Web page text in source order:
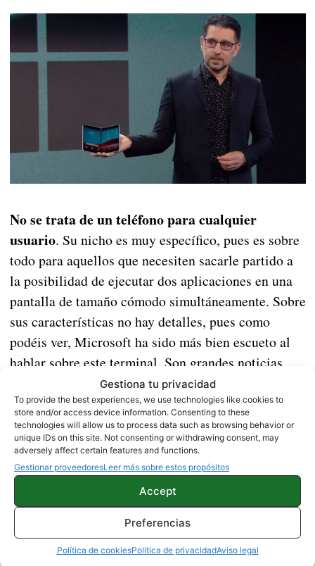
Gestiona tu privacidad
To provide the best experiences, we use technologies like cookies to
store and/or access device information. Consenting to these
technologies will allow us to process data such as browsing behavior or
unique IDs on this site. Not consenting or withdrawing consent, may
adversely affect certain features and functions.
Gestionar proveedoresLeer más sobre estos propósitos
Accept
Preferencias
Política de cookiesPolítica de privacidadAviso legal
No se trata de un teléfono para cualquier
usuario. Su nicho es muy específico, pues es sobre
todo para aquellos que necesiten sacarle partido a
la posibilidad de ejecutar dos aplicaciones en una
pantalla de tamaño cómodo simultáneamente. Sobre
sus características no hay detalles, pues como
podéis ver, Microsoft ha sido más bien escueto al
hablar sobre este terminal. Son grandes noticias
saber que una de las gigantes de la tecnología
actual vuelve al mercado de smartphones y sobre
todo con una apuesta tan ambiciosa como este
Surface Duo. Cualquier detalle nuevo que
conozcamos, os lo traeremos al momento.
NOTICIAS